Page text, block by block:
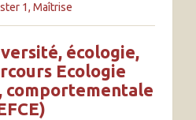
1, Maîtrise
écologie,
Ecologie
comportementale